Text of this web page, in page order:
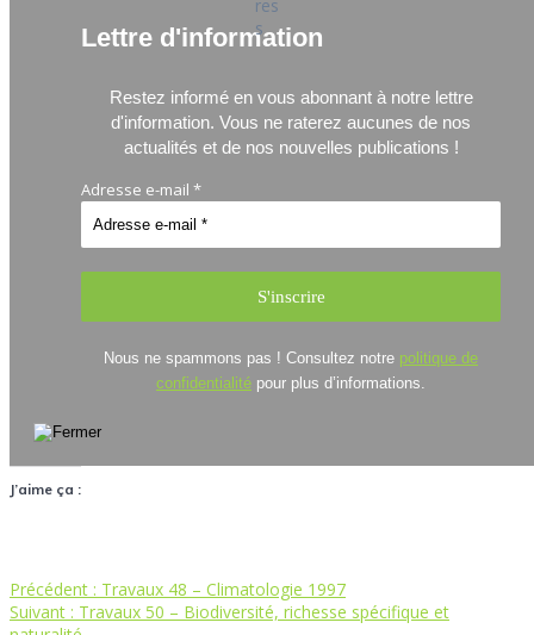
Lettre d'information
Restez informé en vous abonnant à notre lettre
d'information. Vous ne raterez aucunes de nos
actualités et de nos nouvelles publications !
Adresse e-mail *
Nous ne spammons pas ! Consultez notre politique de
confidentialité pour plus d’informations.
J’aime ça :
Navigation
Précédent : Article
précédent
Travaux 48 – Climatologie 1997
Suivant : Article
Travaux 50 – Biodiversité, richesse spécifique et